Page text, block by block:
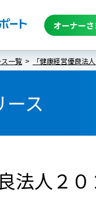
オーナーさ
一覧 「健康経営優良法
ース
法人２